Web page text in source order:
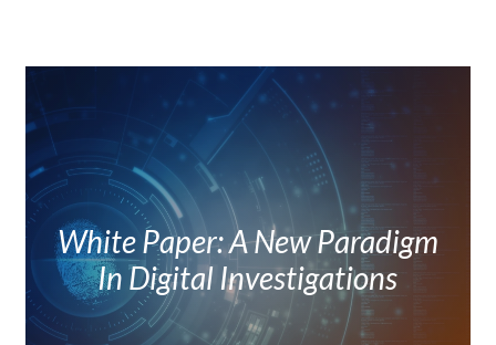
White Paper: A New Paradigm
In Digital Investigations